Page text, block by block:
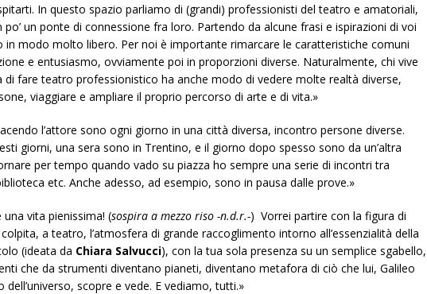
In questo spazio parliamo di (grandi) professionisti del teatro e amatoriali,
po’ un ponte di connessione fra loro. Partendo da alcune frasi e ispirazioni di voi
in modo molto libero. Per noi è importante rimarcare le caratteristiche comuni
e entusiasmo, ovviamente poi in proporzioni diverse. Naturalmente, chi vive
di fare teatro professionistico ha anche modo di vedere molte realtà diverse,
viaggiare e ampliare il proprio percorso di arte e di vita.»
l’attore sono ogni giorno in una città diversa, incontro persone diverse.
giorni, una sera sono in Trentino, e il giorno dopo spesso sono da un’altra
per tempo quando vado su piazza ho sempre una serie di incontri tra
etc. Anche adesso, ad esempio, sono in pausa dalle prove.»
vita pienissima! (sospira a mezzo riso -n.d.r.-) Vorrei partire con la figura di
a teatro, l’atmosfera di grande raccoglimento intorno all’essenzialità della
(ideata da Chiara Salvucci), con la tua sola presenza su un semplice sgabello,
che da strumenti diventano pianeti, diventano metafora di ciò che lui, Galileo
scopre e vede. E vediamo, tutti.»